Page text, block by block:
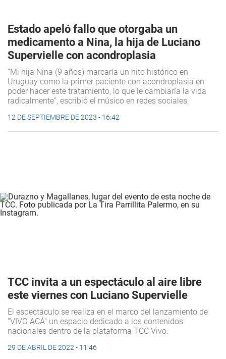
Estado apeló fallo que otorgaba un
medicamento a Nina, la hija de Luciano
Supervielle con acondroplasia
“Mi hija Nina (9 años) marcaría un hito histórico en
Uruguay como la primer paciente con acondroplasia en
poder hacer este tratamiento, lo que le cambiaría la vida
radicalmente”, escribió el músico en redes sociales.
12 DE SEPTIEMBRE DE 2023 - 16:42
TCC invita a un espectáculo al aire libre
este viernes con Luciano Supervielle
El espectáculo se realiza en el marco del lanzamiento de
"VIVO ACÁ" un espacio dedicado a los contenidos
nacionales dentro de la plataforma TCC Vivo.
29 DE ABRIL DE 2022 - 11:46